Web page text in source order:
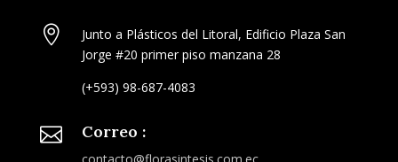

Junto a Plásticos del Litoral, Edificio Plaza San
Jorge #20 primer piso manzana 28
(+593) 98-687-4083
 Correo :